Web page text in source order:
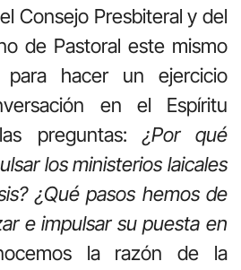
Consejo Presbiteral y del
de Pastoral este mismo
para hacer un ejercicio
en el Espíritu
preguntas:¿Por qué
los ministerios laicales
¿Qué pasos hemos de
e impulsar su puesta en
la razón de la